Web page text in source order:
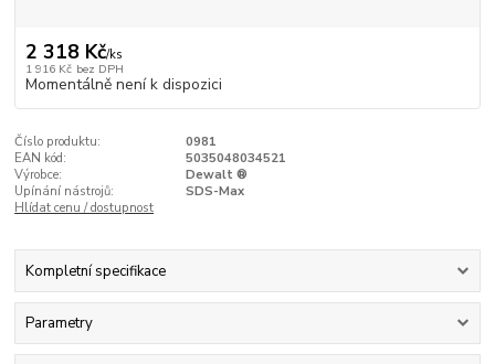
2 318 Kč/ks
1 916 Kč bez DPH
Momentálně není k dispozici
Číslo produktu:
0981
EAN kód:
5035048034521
Výrobce:
Dewalt ®
Upínání nástrojů:
SDS-Max
Hlídat cenu / dostupnost
Kompletní specifikace
Parametry